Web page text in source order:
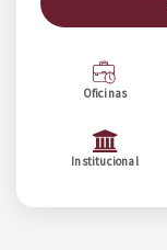
Oficinas
Institucional